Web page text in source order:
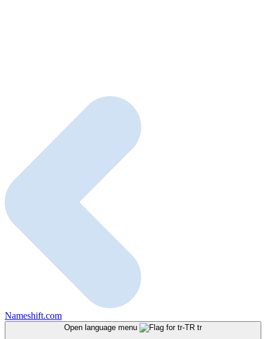
Nameshift.com
Open language menu tr